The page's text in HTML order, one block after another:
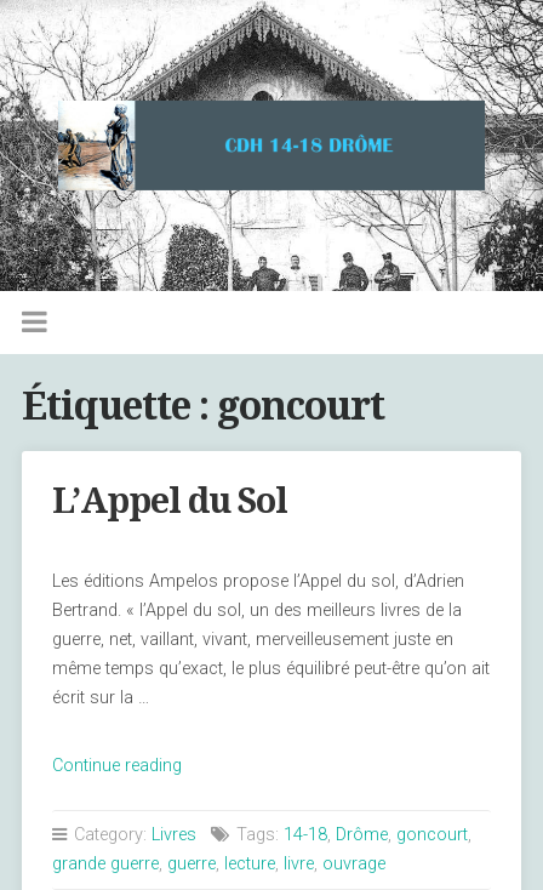
Étiquette : goncourt
L’Appel du Sol
Les éditions Ampelos propose l’Appel du sol, d’Adrien
Bertrand. « l’Appel du sol, un des meilleurs livres de la
guerre, net, vaillant, vivant, merveilleusement juste en
même temps qu’exact, le plus équilibré peut-être qu’on ait
écrit sur la …
Continue reading« L’Appel
Sol »
Category: Livres Tags: 14-18, Drôme, goncourt,
grande guerre, guerre, lecture, livre, ouvrage